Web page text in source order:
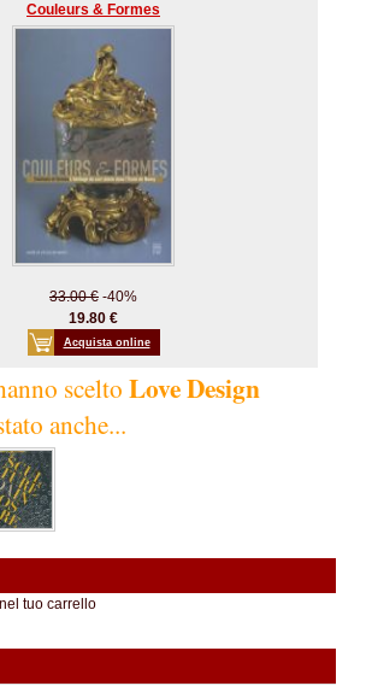
Couleurs & Formes
33.00 € -40%
19.80 €
Acquista online
scelto Love Design
anche...
tuo carrello